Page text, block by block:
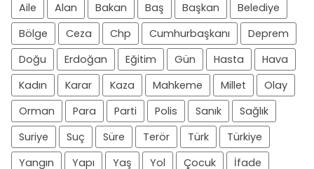
Aile Alan Bakan Baş Başkan
Belediye
Bölge
Ceza Chp Cumhurbaşkanı
Deprem
Doğu
Erdoğan Eğitim Gün Hasta
Hava
Kadın
Karar Kaza Mahkeme Millet
Olay
Orman
Para Parti Polis Sanık
Sağlık
Suriye
Suç Süre Terör Türk
Türkiye
Yangın
Yapı Yaş Yol Çocuk İfade